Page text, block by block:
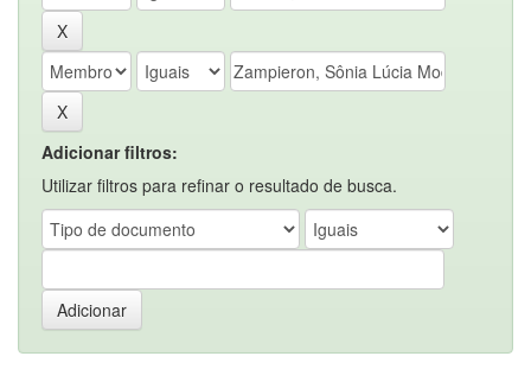
Adicionar filtros:
Utilizar filtros para refinar o resultado de busca.